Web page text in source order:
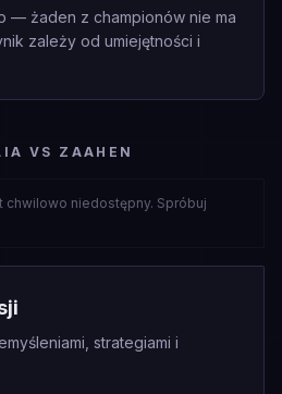
— żaden z championów nie ma
zależy od umiejętności i
VS ZAAHEN
chwilowo niedostępny. Spróbuj
strategiami i